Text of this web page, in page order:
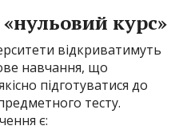
курс»
відкриватимуть
навчання, що
підготуватися до
тесту.
є: